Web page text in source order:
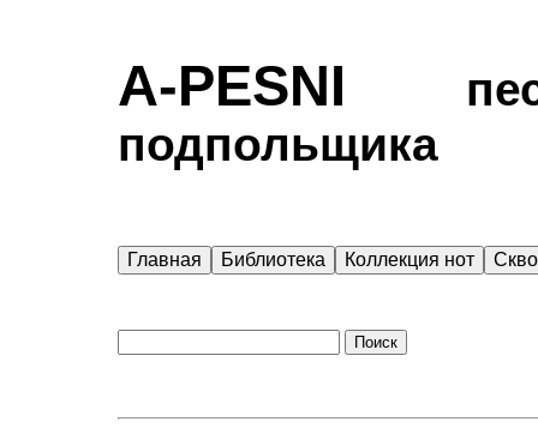
A-PESNI
подпольщика
Главная Библиотека Коллекция нот